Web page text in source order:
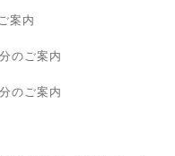
案内
のご案内
のご案内